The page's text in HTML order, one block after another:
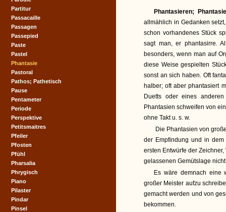
Phantasieren;
allmählich in Gedanken
schon vorhandenes Stück
sagt man, er phantasirre.
besonders, wenn man auf
diese Weise gespielten
sonst an sich haben. Oft
halber; oft aber phantasiert
Duetts oder eines
Phantasien schweifen von
ohne Takt u. s. w.
Die Phantasien von
der Empfindung und in
ersten Entwürfe der
gelassenen Gemütslage
Es wäre demnach eine
großer Meister aufzu
gemacht werden und von
bekommen.
Partitur
Passacaille
Passagen
Passepied
Paste
Pastel
Phantasie
Pastoral
Pathos; Pathetisch
Pause
Pentameter
Periode
Perspektive
Petitsmaitres
Pfeiler
Pfosten
Pfühl
Pharsalia
Phrygisch
Piano
Pilaster
Pindar
Pinsel